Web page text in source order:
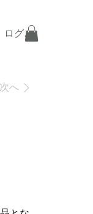
ログイン
次へ